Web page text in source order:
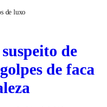
de luxo
de
de faca